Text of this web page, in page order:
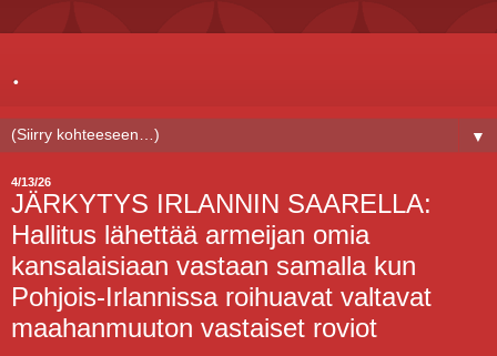
.
▼
4/13/26
JÄRKYTYS IRLANNIN SAARELLA:
Hallitus lähettää armeijan omia
kansalaisiaan vastaan samalla kun
Pohjois-Irlannissa roihuavat valtavat
maahanmuuton vastaiset roviot